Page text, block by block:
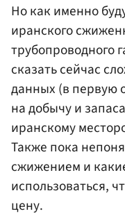
Но как именно
иранского
трубопроводного
сказать сейчас
данных (в первую
на добычу и
иранскому
Также пока
сжижением и
использоваться,
цену.